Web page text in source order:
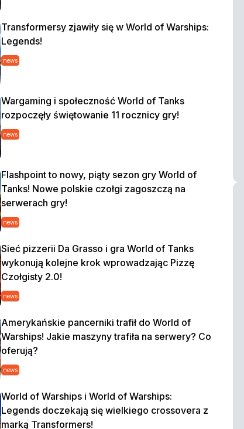
Transformersy zjawiły się w World of Warships:
Legends!
news
Wargaming i społeczność World of Tanks
rozpoczęły świętowanie 11 rocznicy gry!
news
Flashpoint to nowy, piąty sezon gry World of
Tanks! Nowe polskie czołgi zagoszczą na
serwerach gry!
news
Sieć pizzerii Da Grasso i gra World of Tanks
wykonują kolejne krok wprowadzając Pizzę
Czołgisty 2.0!
news
Amerykańskie pancerniki trafił do World of
Warships! Jakie maszyny trafiła na serwery? Co
oferują?
news
World of Warships i World of Warships:
Legends doczekają się wielkiego crossovera z
marką Transformers!